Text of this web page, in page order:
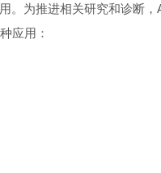
。为推进相关研究和诊断，
应用：